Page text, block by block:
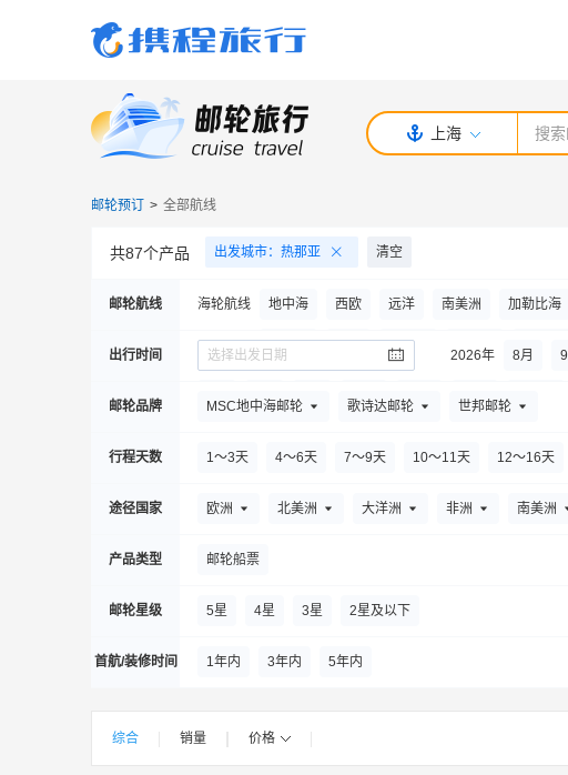
上海
邮轮预订 > 全部航线
共87个产品 出发城市： 热那亚 清空
邮轮航线 海轮航线 地中海 西欧 远洋 南美洲 加勒比海
北美洲 中东 新加坡 东南亚
出行时间 选择出发日期 2026年 8月 9
8 月 10 月 11 12月
邮轮品牌 MSC地中海邮轮 歌诗达邮轮 世邦邮轮
行程天数 1～3天 4～6天 7～9天 10～11天 12～16天
途径国家 欧洲 北美洲 大洋洲 非洲 南美洲
产品类型 邮轮船票
邮轮星级 5星 4星 3星 2星及以下
首航/装修时间 1年内 3年内 5年内
综合 销量 价格